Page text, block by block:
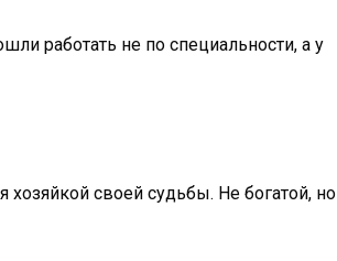
работать не по специальности, а у
хозяйкой своей судьбы. Не богатой, но